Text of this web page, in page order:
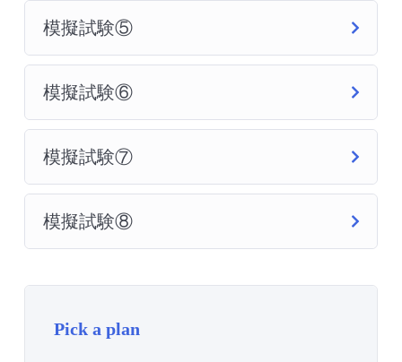
模擬試験⑤
模擬試験⑥
模擬試験⑦
模擬試験⑧
Pick a plan